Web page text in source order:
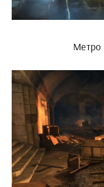
Метро